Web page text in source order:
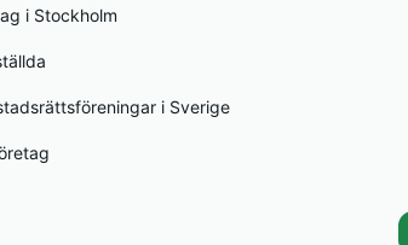
i Stockholm
i Sverige